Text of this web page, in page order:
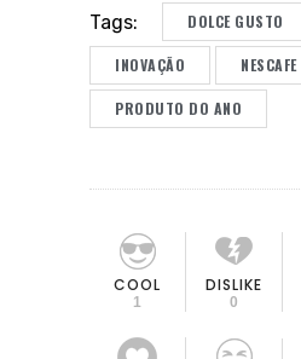
Tags: DOLCE GUSTO
INOVAÇÃO NESCAFE
PRODUTO DO ANO
COOL
1
DISLIKE
0